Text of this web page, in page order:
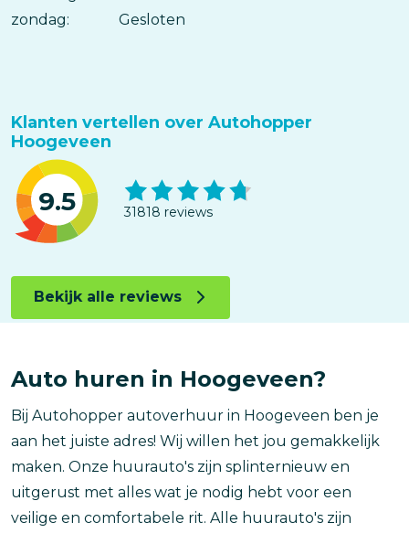
zondag:
Gesloten
Klanten vertellen over Autohopper
Hoogeveen
9.5 31818 reviews
Bekijk alle reviews
Auto huren in Hoogeveen?
Bij Autohopper autoverhuur in Hoogeveen ben je
aan het juiste adres! Wij willen het jou gemakkelijk
maken. Onze huurauto's zijn splinternieuw en
uitgerust met alles wat je nodig hebt voor een
veilige en comfortabele rit. Alle huurauto's zijn